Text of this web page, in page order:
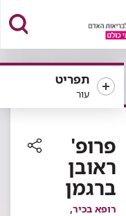
תפריט
עור
פרופ'
ראובן
ברגמן
רופא בכיר,